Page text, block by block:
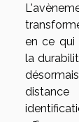
en ce qui
la